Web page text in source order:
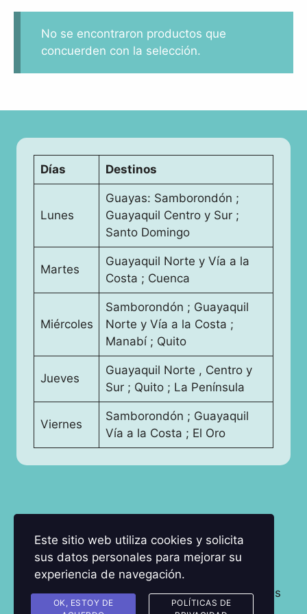
No se encontraron productos que
concuerden con la selección.
Días Destinos
Lunes
Guayas: Samborondón ;
Guayaquil Centro y Sur ;
Santo Domingo
Martes
Guayaquil Norte y Vía a la
Costa ; Cuenca
Miércoles
Samborondón ; Guayaquil
Norte y Vía a la Costa ;
Manabí ; Quito
Jueves
Guayaquil Norte , Centro y
Sur ; Quito ; La Península
Viernes
Samborondón ; Guayaquil
Vía a la Costa ; El Oro
#BeJucyBeNatural
Políticas de PrivacidadTérminos y condiciones
Politica de cookies
Este sitio web utiliza cookies y solicita
sus datos personales para mejorar su
experiencia de navegación.
OK, ESTOY DE
POLÍTICAS DE